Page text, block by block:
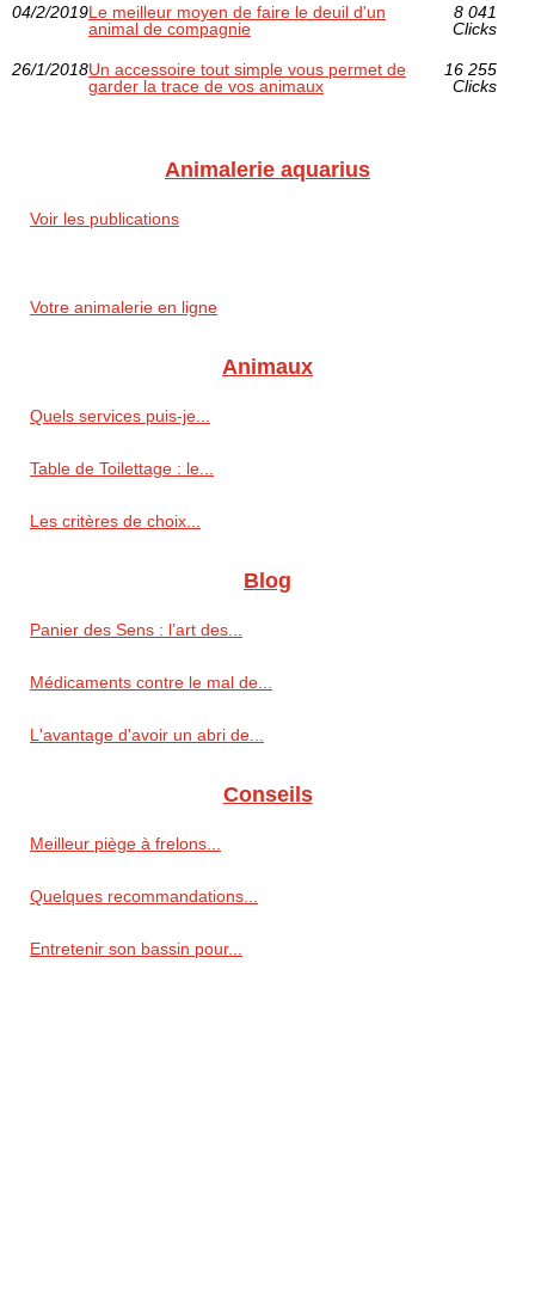
04/2/2019Le meilleur moyen de faire le deuil d'un
animal de compagnie
8 041
Clicks
26/1/2018Un accessoire tout simple vous permet de
garder la trace de vos animaux
16 255
Clicks
Animalerie aquarius
Voir les publications
Votre animalerie en ligne
Animaux
Quels services puis-je...
Table de Toilettage : le...
Les critères de choix...
Blog
Panier des Sens : l’art des...
Médicaments contre le mal de...
L'avantage d'avoir un abri de...
Conseils
Meilleur piège à frelons...
Quelques recommandations...
Entretenir son bassin pour...